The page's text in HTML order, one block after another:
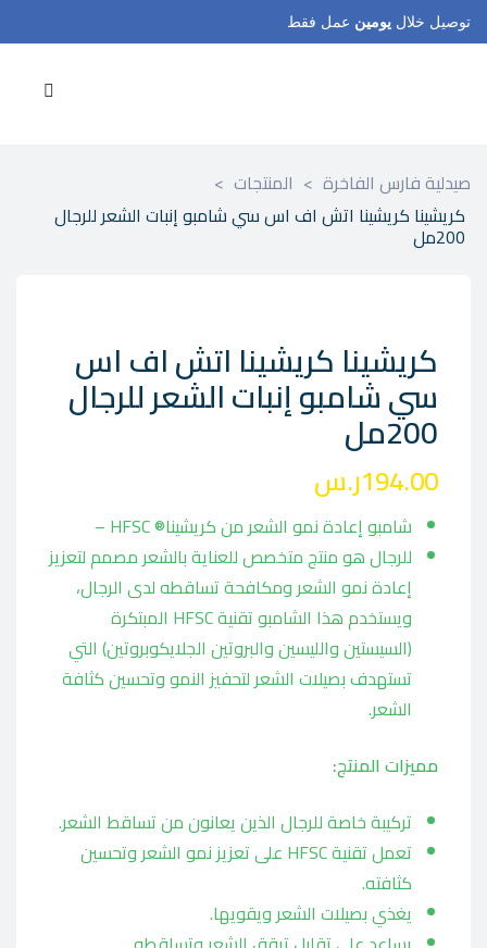
توصيل خلال يومين عمل فقط
صيدلية فارس الفاخرة > المنتجات >
كريشينا كريشينا اتش اف اس سي شامبو إنبات الشعر للرجال
200مل
كريشينا كريشينا اتش اف اس
سي شامبو إنبات الشعر للرجال
200مل
194.00ر.س
شامبو إعادة نمو الشعر من كريشينا® HFSC –
للرجال هو منتج متخصص للعناية بالشعر مصمم لتعزيز
إعادة نمو الشعر ومكافحة تساقطه لدى الرجال،
ويستخدم هذا الشامبو تقنية HFSC المبتكرة
(السيستين والليسين والبروتين الجلايكوبروتين) التي
تستهدف بصيلات الشعر لتحفيز النمو وتحسين كثافة
الشعر.
مميزات المنتج:
تركيبة خاصة للرجال الذين يعانون من تساقط الشعر.
تعمل تقنية HFSC على تعزيز نمو الشعر وتحسين
كثافته.
يغذي بصيلات الشعر ويقويها.